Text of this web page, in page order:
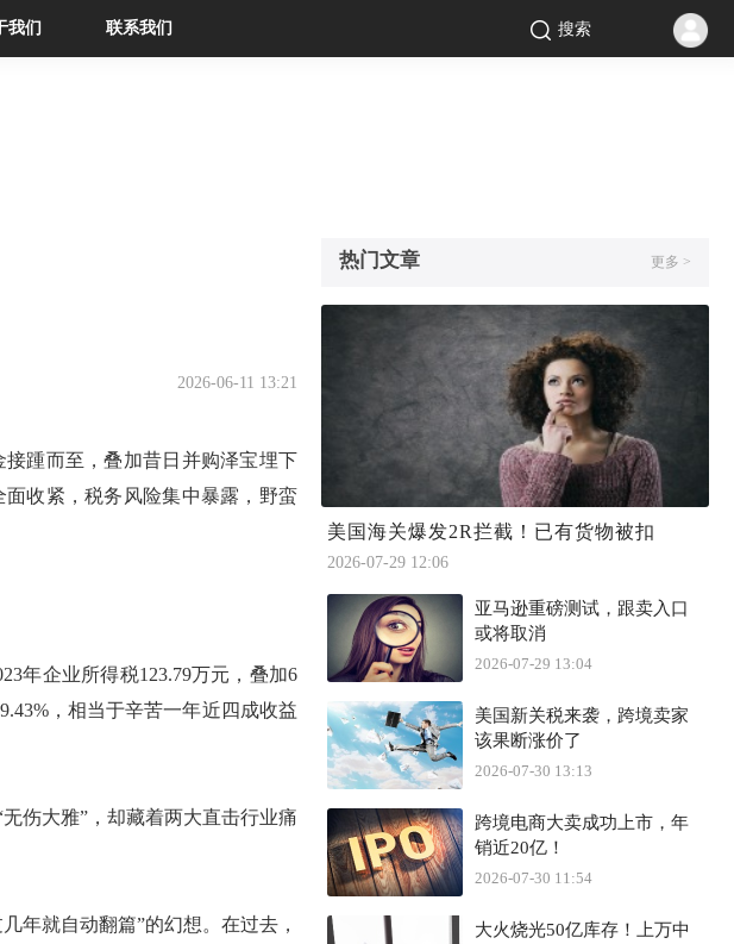
我们 联系我们 搜索
2026-06-11 13:21
踵而至，叠加昔日并购泽宝埋下
收紧，税务风险集中暴露，野蛮
年企业所得税123.79万元，叠加6
，相当于辛苦一年近四成收益
无伤大雅”，却藏着两大直击行业痛
年就自动翻篇”的幻想。在过去，
热门文章 更多 >
美国海关爆发2R拦截！已有货物被扣
2026-07-29 12:06
亚马逊重磅测试，跟卖入口
或将取消
2026-07-29 13:04
美国新关税来袭，跨境卖家
该果断涨价了
2026-07-30 13:13
跨境电商大卖成功上市，年
销近20亿！
2026-07-30 11:54
大火烧光50亿库存！上万中